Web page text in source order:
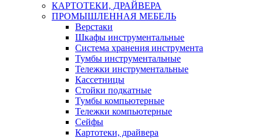
КАРТОТЕКИ, ДРАЙВЕРА
ПРОМЫШЛЕННАЯ МЕБЕЛЬ
Верстаки
Шкафы инструментальные
Система хранения инструмента
Тумбы инструментальные
Тележки инструментальные
Кассетницы
Стойки подкатные
Тумбы компьютерные
Тележки компьютерные
Сейфы
Картотеки, драйвера